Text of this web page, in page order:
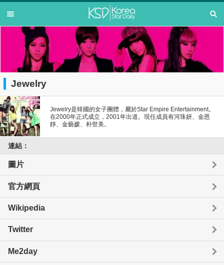
Jewelry
Jewelry是韓國的女子團體，屬於Star Empire Entertainment。
在2000年正式成立，2001年出道。現任成員有河珠妍、金恩
靜、金藝媛、朴世美。
連結：
圖片
官方網頁
Wikipedia
Twitter
Me2day